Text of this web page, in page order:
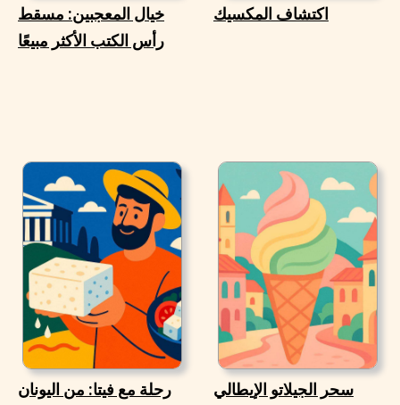
خيال المعجبين: مسقط
رأس الكتب الأكثر مبيعًا
اكتشاف المكسيك
رحلة مع فيتا: من اليونان
سحر الجيلاتو الإيطالي